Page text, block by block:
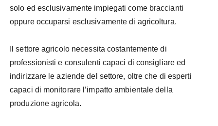
solo ed esclusivamente impiegati come braccianti
oppure occuparsi esclusivamente di agricoltura.
Il settore agricolo necessita costantemente di
professionisti e consulenti capaci di consigliare ed
indirizzare le aziende del settore, oltre che di esperti
capaci di monitorare l’impatto ambientale della
produzione agricola.